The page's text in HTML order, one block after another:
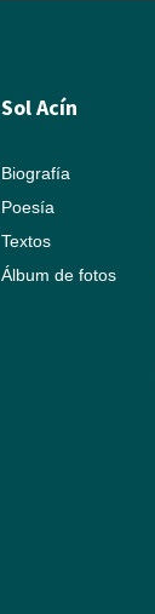
Sol Acín
Biografía
Poesía
Textos
Álbum de fotos